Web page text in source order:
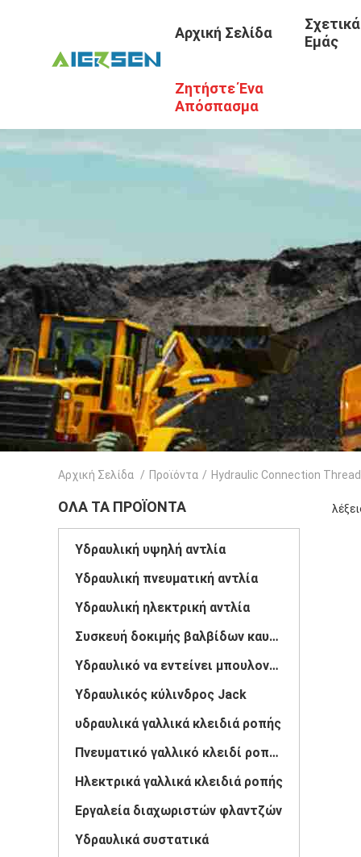
Αρχική Σελίδα
Εμάς
Ζητήστε Ένα
Απόσπασμα
Αρχική Σελίδα / Προϊόντα / Hydraulic Connection Thread
ΌΛΑ ΤΑ ΠΡΟΪΌΝΤΑ
Υδραυλική υψηλή αντλία
Υδραυλική πνευματική αντλία
Υδραυλική ηλεκτρική αντλία
Συσκευή δοκιμής βαλβίδων καυσίμων
Υδραυλικό να εντείνει μπουλονιών
Υδραυλικός κύλινδρος Jack
υδραυλικά γαλλικά κλειδιά ροπής
Πνευματικό γαλλικό κλειδί ροπής
Ηλεκτρικά γαλλικά κλειδιά ροπής
Εργαλεία διαχωριστών φλαντζών
Υδραυλικά συστατικά